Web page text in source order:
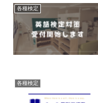
各種検定
各種検定